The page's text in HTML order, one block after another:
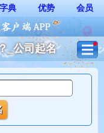
字典 优势 会员
_公司起名